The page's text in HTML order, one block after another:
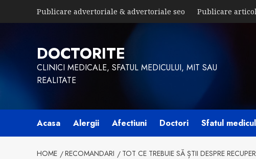
Publicare advertoriale & advertoriale seo Publicare
DOCTORITE
CLINICI MEDICALE, SFATUL MEDICULUI, MIT SAU
REALITATE
Acasa Alergii Afectiuni Doctori Sfatul
HOME RECOMANDARI TOT CE TREBUIE SĂ ȘTII DESPRE